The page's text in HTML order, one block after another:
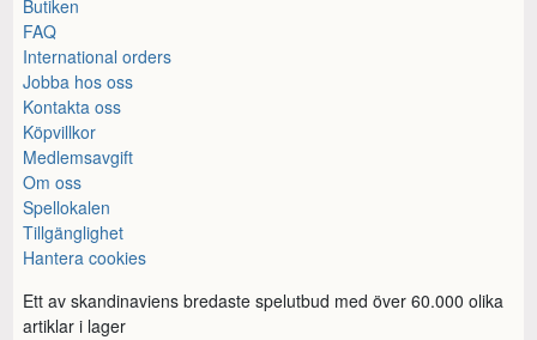
Butiken
FAQ
International orders
Jobba hos oss
Kontakta oss
Köpvillkor
Medlemsavgift
Om oss
Spellokalen
Tillgänglighet
Hantera cookies
Ett av skandinaviens bredaste spelutbud med över 60.000 olika
artiklar i lager